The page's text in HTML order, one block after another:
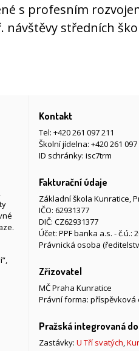
s profesním
návštěvy středních
Kontakt
Tel: +420 261 097 211
Školní jídelna: +420 261
ID schránky: isc7trm
Fakturační údaje
Základní škola Kunratice,
IČO: 62931377
DIČ: CZ62931377
Účet: PPF banka a.s. - č.ú.:
Právnická osoba
Zřizovatel
MČ Praha Kunratice
Právní forma: příspěvková
Pražská integrovaná
Zastávky: U Tří svatých,